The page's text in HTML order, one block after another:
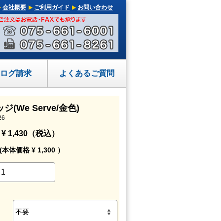
会社概要 ご利用ガイド お問い合わせ
グ請求 よくあるご質問
ジ(We Serve/金色)
1,430（税込）
体価格 ¥ 1,300 ）